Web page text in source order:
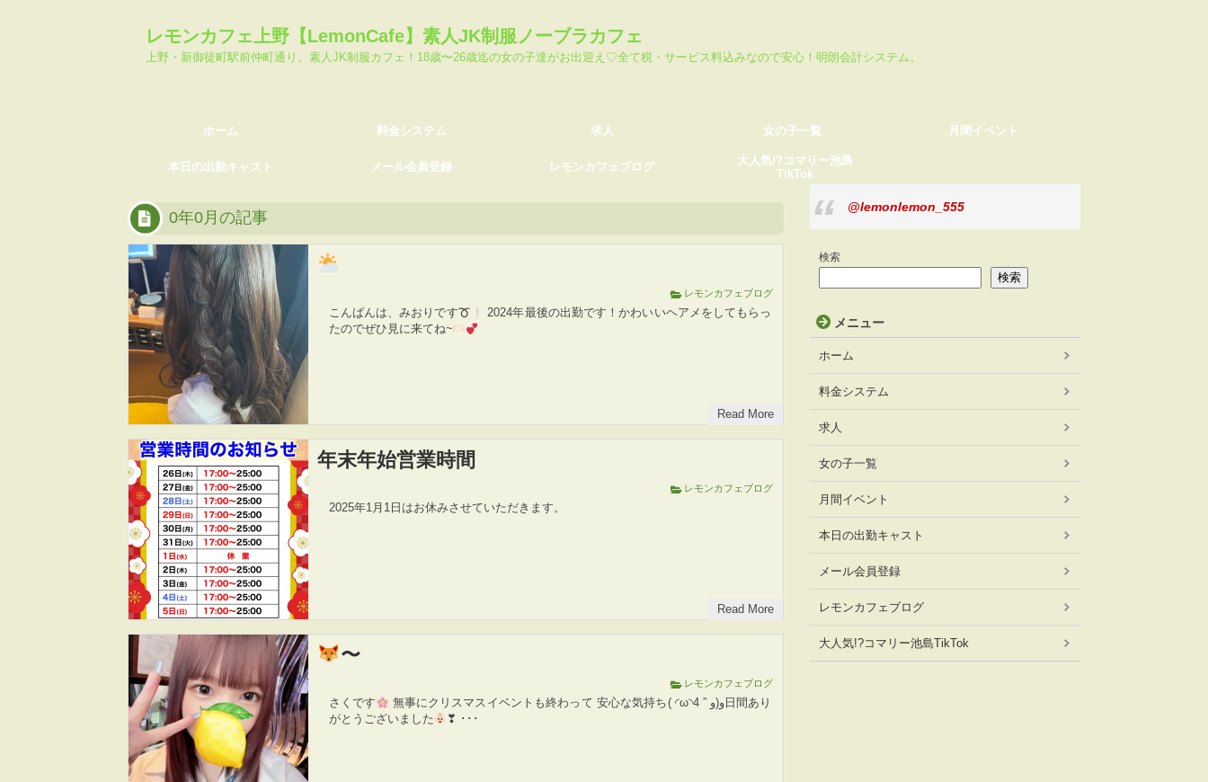
本日の出勤キャスト
レモンカフェブログ
レモンカフェ上野【LemonCafe】素人JK制服ノーブラカフェ
上野・新御徒町駅前仲町通り。素人JK制服カフェ！18歳〜26歳迄の女の子達がお出迎え♡全て税・サービス料込みなので安心！明朗会計システム。
ホーム 料金システム 求人 女の子一覧 月間イベント
本日の出勤キャスト メール会員登録 レモンカフェブログ
大人気!?コマリー池島
TikTok
0年0月の記事
レモンカフェブログ
こんばんは、みおりです
2024年最後の出勤です！かわいいヘアメをしてもらっ
たのでぜひ見に来てね~
Read More
年末年始営業時間
レモンカフェブログ
2025年1月1日はお休みさせていただきます。
Read More
〜
レモンカフェブログ
さくです
無事にクリスマスイベントも終わって 安心な気持ち( ◜ω◝و(و ” 4日間あり
がとうございました
❣ ･･･
@lemonlemon_555
検索
検索
メニュー
ホーム
料金システム
求人
女の子一覧
月間イベント
本日の出勤キャスト
メール会員登録
レモンカフェブログ
大人気!?コマリー池島TikTok